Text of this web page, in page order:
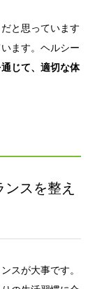
だと思っています
ます。ヘルシー
じて、適切な体
スを整え
スが大事です。